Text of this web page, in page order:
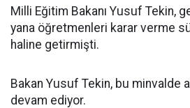
Milli Eğitim Bakanı Yusuf Tekin,
yana öğretmenleri karar verme
haline getirmişti.
Bakan Yusuf Tekin, bu minvalde
devam ediyor.